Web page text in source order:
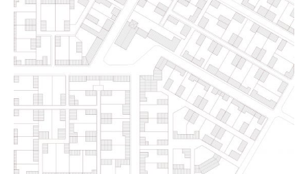
remolacha
retiro rio ruina ruinas sistema social
sociedad
sombra
sostenibilidad sota tecnología tejido
telas
temporalidad
temporeros territorio tiempo tierra torre
torres trabajo trama urbana transporte turismo urbanismo
vegetacion vegetación vertedero viñedos vino visión
vision vivienda vivienda adosada vivienda en
altura vivienda minima vivienda social vivienda temporal
yoga